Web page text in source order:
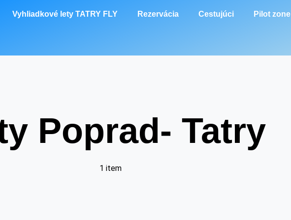
Vyhliadkové lety TATRY FLY Rezervácia Cestujúci Pilot zone
Poprad- Tatry
1 item